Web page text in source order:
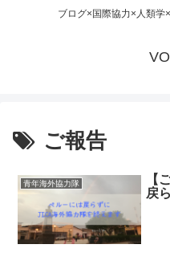
ブログ×国際協力×人類学
ご報告
青年海外協力隊
【
戻